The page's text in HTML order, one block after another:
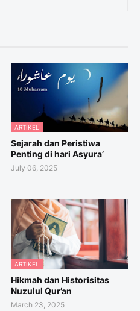
ARTIKEL
Sejarah dan Peristiwa
Penting di hari Asyura’
July 06, 2025
ARTIKEL
Hikmah dan Historisitas
Nuzulul Qur’an
March 23, 2025